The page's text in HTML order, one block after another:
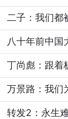
二子：我们都
八十年前中国
丁尚彪：跟着
万景路：我们
转发2：永生